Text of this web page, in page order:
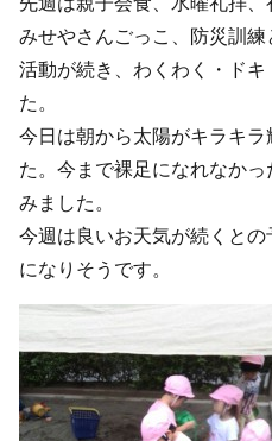
みせやさんごっこ、防災訓
活動が続き、わくわく・ド
た。
今日は朝から太陽がキラキ
た。今まで裸足になれなか
みました。
今週は良いお天気が続くと
になりそうです。